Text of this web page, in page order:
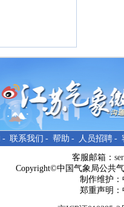
- 联系我们 - 帮助 - 人员招聘 -
客服邮箱：
Copyright©中国气象局公共
制作维护
郑重声明